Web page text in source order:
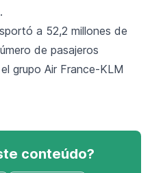
a 52,2 millones de
de pasajeros
grupo Air France-KLM
conteúdo?